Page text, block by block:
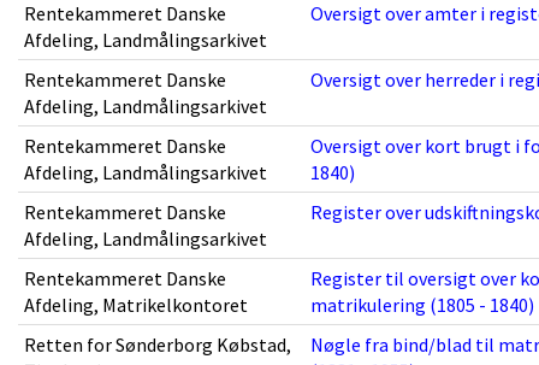
Rentekammeret Danske
Afdeling, Landmålingsarkivet
Oversigt over amter i
Rentekammeret Danske
Afdeling, Landmålingsarkivet
Oversigt over herreder i
Rentekammeret Danske
Afdeling, Landmålingsarkivet
Oversigt over kort brugt i
1840)
Rentekammeret Danske
Afdeling, Landmålingsarkivet
Register over
Rentekammeret Danske
Afdeling, Matrikelkontoret
Register til oversigt over
matrikulering (1805 - 1840)
Retten for Sønderborg Købstad,
Nøgle fra bind/blad til